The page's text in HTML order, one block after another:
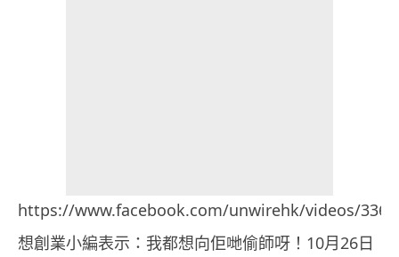
https://www.facebook.com/unwirehk/videos/
想創業小編表示：我都想向佢哋偷師呀！10月26日